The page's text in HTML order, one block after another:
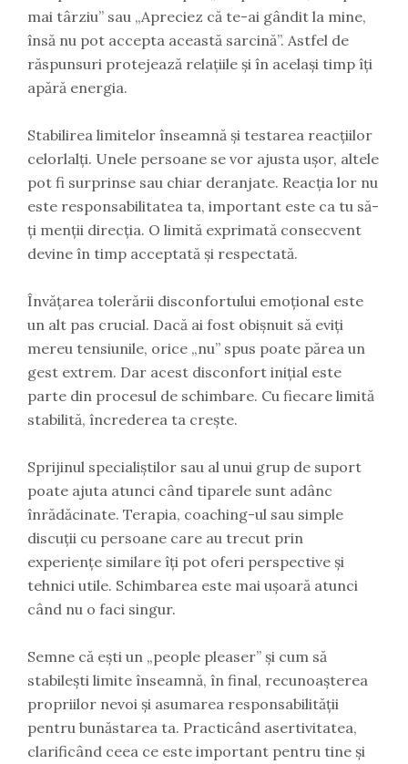
mai târziu” sau „Apreciez că te-ai gândit la mine,
însă nu pot accepta această sarcină”. Astfel de
răspunsuri protejează relațiile și în același timp îți
apără energia.
Stabilirea limitelor înseamnă și testarea reacțiilor
celorlalți. Unele persoane se vor ajusta ușor, altele
pot fi surprinse sau chiar deranjate. Reacția lor nu
este responsabilitatea ta, important este ca tu să-
ți menții direcția. O limită exprimată consecvent
devine în timp acceptată și respectată.
Învățarea tolerării disconfortului emoțional este
un alt pas crucial. Dacă ai fost obișnuit să eviți
mereu tensiunile, orice „nu” spus poate părea un
gest extrem. Dar acest disconfort inițial este
parte din procesul de schimbare. Cu fiecare limită
stabilită, încrederea ta crește.
Sprijinul specialiștilor sau al unui grup de suport
poate ajuta atunci când tiparele sunt adânc
înrădăcinate. Terapia, coaching-ul sau simple
discuții cu persoane care au trecut prin
experiențe similare îți pot oferi perspective și
tehnici utile. Schimbarea este mai ușoară atunci
când nu o faci singur.
Semne că ești un „people pleaser” și cum să
stabilești limite înseamnă, în final, recunoașterea
propriilor nevoi și asumarea responsabilității
pentru bunăstarea ta. Practicând asertivitatea,
clarificând ceea ce este important pentru tine și